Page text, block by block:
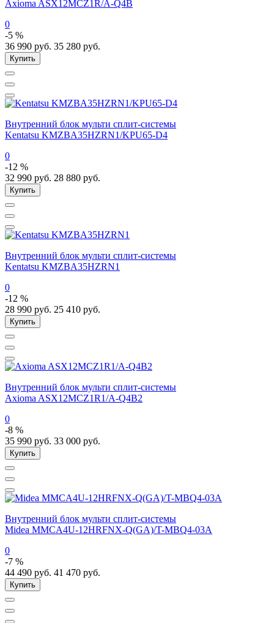
Axioma ASX12MCZ1R/A-Q4B
0
-5 %
36 990 руб. 35 280 руб.
Купить
Внутренний блок мульти сплит-системы
Kentatsu KMZBA35HZRN1/KPU65-D4
0
-12 %
32 990 руб. 28 880 руб.
Купить
Внутренний блок мульти сплит-системы
Kentatsu KMZBA35HZRN1
0
-12 %
28 990 руб. 25 410 руб.
Купить
Внутренний блок мульти сплит-системы
Axioma ASX12MCZ1R1/A-Q4B2
0
-8 %
35 990 руб. 33 000 руб.
Купить
Внутренний блок мульти сплит-системы
Midea MMCA4U-12HRFNX-Q(GA)/T-MBQ4-03A
0
-7 %
44 490 руб. 41 470 руб.
Купить